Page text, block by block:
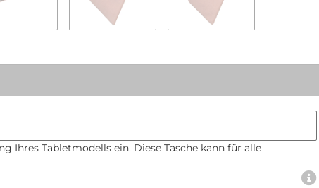
Ihres Tabletmodells ein. Diese Tasche kann für alle